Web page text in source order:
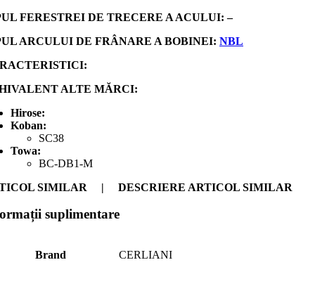
FERESTREI DE TRECERE A ACULUI: –
ARCULUI DE FRÂNARE A BOBINEI: NBL
ALTE MĂRCI:
Hirose:
Koban:
SC38
Towa:
BC-DB1-M
SIMILAR | DESCRIERE ARTICOL SIMILAR
suplimentare
Brand CERLIANI